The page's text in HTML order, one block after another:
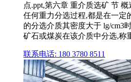
点.ppt,第六章 重介质选矿 节
任何重力分选过程,都是在一定
的分选介质其密度大于 lg/cm3
矿石或煤炭在该介质中分选,称
联系电话: 180 3780 8511